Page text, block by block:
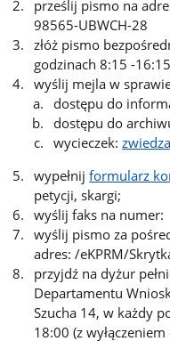
prześlij pismo na
98565-UBWCH-28
złóż pismo
godzinach 8:15 -
wyślij mejla w
dostępu do
dostępu do
wycieczek:
wypełnijformularz
petycji, skargi;
wyślij faks na numer:
wyślij pismo za
adres: /eKPRM/
przyjdź na dyżur
Departamentu
Szucha 14, w każdy
18:00 (z